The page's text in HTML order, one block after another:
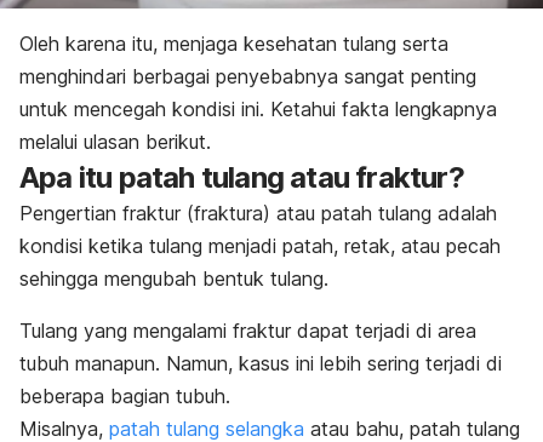
Oleh karena itu, menjaga kesehatan tulang serta
menghindari berbagai penyebabnya sangat penting
untuk mencegah kondisi ini. Ketahui fakta lengkapnya
melalui ulasan berikut.
Apa itu patah tulang atau fraktur?
Pengertian fraktur (fraktura) atau patah tulang adalah
kondisi ketika tulang menjadi patah, retak, atau pecah
sehingga mengubah bentuk tulang.
Tulang yang mengalami fraktur dapat terjadi di area
tubuh manapun. Namun, kasus ini lebih sering terjadi di
beberapa bagian tubuh.
Misalnya, patah tulang selangka atau bahu, patah tulang